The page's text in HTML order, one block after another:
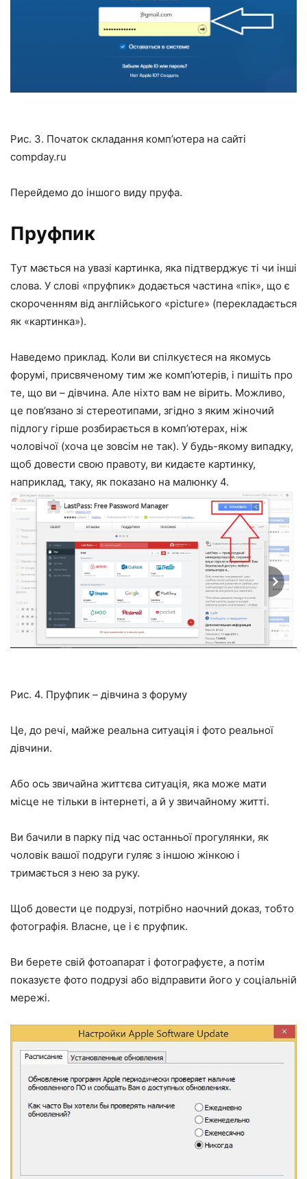
Рис. 3. Початок складання комп’ютера на сайті
compday.ru
Перейдемо до іншого виду пруфа.
Пруфпик
Тут мається на увазі картинка, яка підтверджує ті чи інші
слова. У слові «пруфпик» додається частина «пік», що є
скороченням від англійського «picture» (перекладається
як «картинка»).
Наведемо приклад. Коли ви спілкуєтеся на якомусь
форумі, присвяченому тим же комп’ютерів, і пишіть про
те, що ви – дівчина. Але ніхто вам не вірить. Можливо,
це пов’язано зі стереотипами, згідно з яким жіночий
підлогу гірше розбирається в комп’ютерах, ніж
чоловічої (хоча це зовсім не так). У будь-якому випадку,
щоб довести свою правоту, ви кидаєте картинку,
наприклад, таку, як показано на малюнку 4.
Рис. 4. Пруфпик – дівчина з форуму
Це, до речі, майже реальна ситуація і фото реальної
дівчини.
Або ось звичайна життєва ситуація, яка може мати
місце не тільки в інтернеті, а й у звичайному житті.
Ви бачили в парку під час останньої прогулянки, як
чоловік вашої подруги гуляє з іншою жінкою і
тримається з нею за руку.
Щоб довести це подрузі, потрібно наочний доказ, тобто
фотографія. Власне, це і є пруфпик.
Ви берете свій фотоапарат і фотографуєте, а потім
показуєте фото подрузі або відправити його у соціальній
мережі.